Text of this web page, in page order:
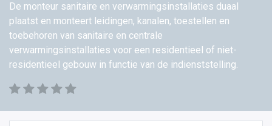
De monteur sanitaire en verwarmingsinstallaties duaal
plaatst en monteert leidingen, kanalen, toestellen en
toebehoren van sanitaire en centrale
verwarmingsinstallaties voor een residentieel of niet-
residentieel gebouw in functie van de indienststelling.